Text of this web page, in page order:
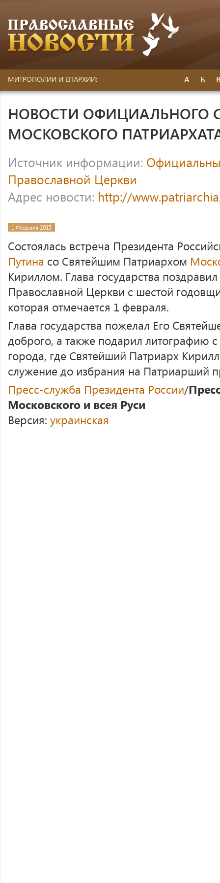
МИТРОПОЛИИ И ЕПАРХИИ: А Б
НОВОСТИ ОФИЦИАЛЬНОГО
МОСКОВСКОГО
Источник информации:
Православной Церкви
Адрес новости: http://
1 Февраля 2015
Состоялась встреча Президента
Путина со Святейшим Патриархом
Кириллом. Глава государства
Православной Церкви с шестой
которая отмечается 1 февраля.
Глава государства пожелал Его
доброго, а также подарил литографию
города, где Святейший Патриарх
служение до избрания на Патриарший
Пресс-служба Президента России/
Московского и всея Руси
Версия: украинская